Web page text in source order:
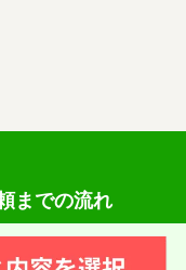
り
って話を聞いてく
がきて相談の日に
までの流れ